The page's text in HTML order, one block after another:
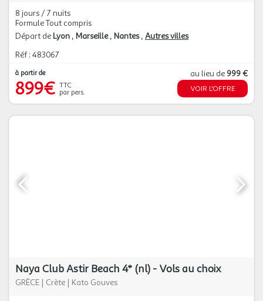
8 jours / 7 nuits
Formule Tout compris
Départ de Lyon Marseille Nantes Autres villes
Réf : 483067
à partir de
899€ TTC
par pers.
au lieu de 999 €
VOIR L'OFFRE
Naya Club Astir Beach 4* (nl) - Vols au choix
GRÈCE | Crète | Kato Gouves